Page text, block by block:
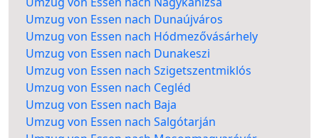
Umzug von Essen nach Dunaújváros
Umzug von Essen nach Hódmezővásárhely
Umzug von Essen nach Dunakeszi
Umzug von Essen nach Szigetszentmiklós
Umzug von Essen nach Cegléd
Umzug von Essen nach Baja
Umzug von Essen nach Salgótarján